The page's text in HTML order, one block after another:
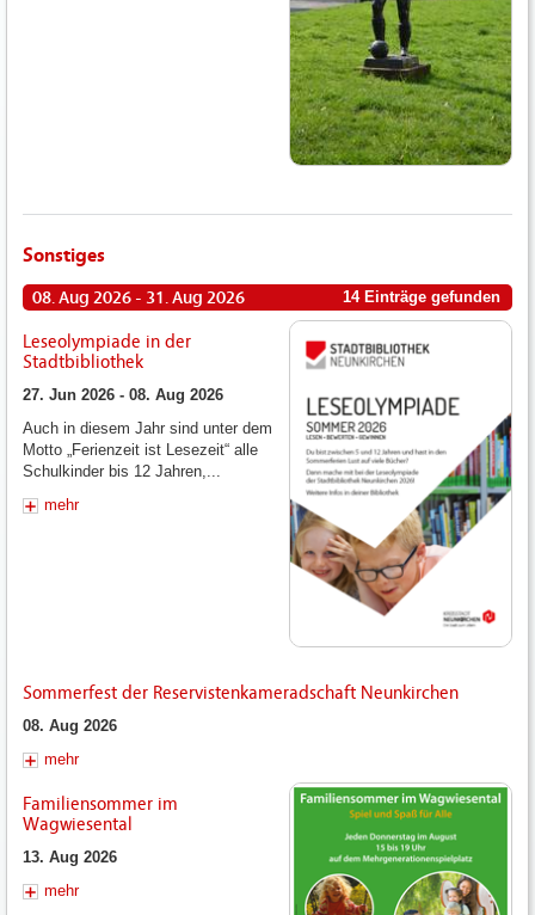
Sonstiges
08. Aug 2026 - 31. Aug 2026 14 Einträge gefunden
Leseolympiade in der
Stadtbibliothek
27. Jun 2026 - 08. Aug 2026
Auch in diesem Jahr sind unter dem
Motto „Ferienzeit ist Lesezeit“ alle
Schulkinder bis 12 Jahren,...
mehr
Sommerfest der Reservistenkameradschaft Neunkirchen
08. Aug 2026
mehr
Familiensommer im
Wagwiesental
13. Aug 2026
mehr